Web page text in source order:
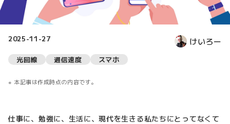
2025-11-27 けいろー
光回線 通信速度 スマホ
本記事は作成時点の内容です。
仕事に、勉強に、生活に、現代を生きる私たちにとってなくて